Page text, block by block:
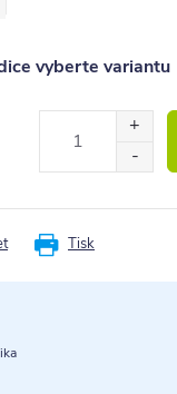
vyberte variantu
Tisk